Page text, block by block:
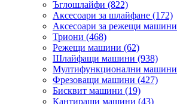
Ъглошлайфи (822)
Аксесоари за шлайфане (172)
Аксесоари за режещи машини
Триони (468)
Режещи машини (62)
Шлайфащи машини (938)
Мултифункционални машини
Фрезоващи машини (427)
Бисквит машини (19)
Кантиращи машини (43)